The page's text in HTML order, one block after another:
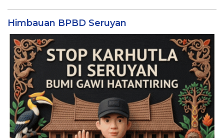
Himbauan BPBD Seruyan